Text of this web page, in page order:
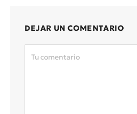
DEJAR UN COMENTARIO